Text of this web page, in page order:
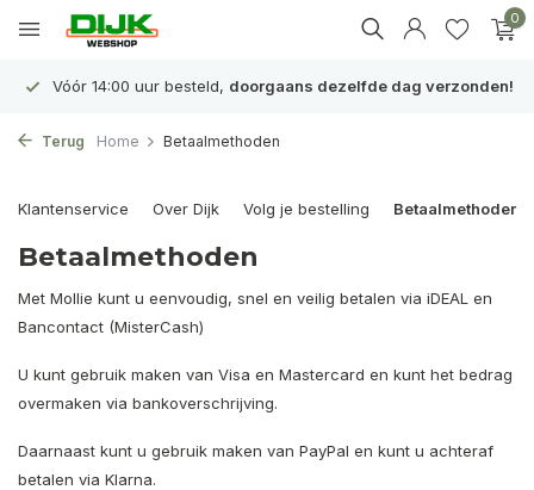
0
Vóór 14:00 uur besteld, doorgaans dezelfde dag verzonden!
Terug Home Betaalmethoden
Klantenservice Over Dijk Volg je bestelling Betaalmethoden
Betaalmethoden
Met Mollie kunt u eenvoudig, snel en veilig betalen via iDEAL en
Bancontact (MisterCash)
U kunt gebruik maken van Visa en Mastercard en kunt het bedrag
overmaken via bankoverschrijving.
Daarnaast kunt u gebruik maken van PayPal en kunt u achteraf
betalen via Klarna.